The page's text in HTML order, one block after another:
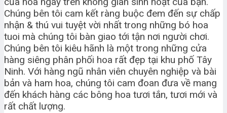
Chúng bên tôi cam kết ràng buộc đem đến sự chấp
nhận & thú vui tuyệt vời nhất trong những bó hoa
tuoi mà chúng tôi bàn giao tới tận nơi người chơi.
Chúng bên tôi kiêu hãnh là một trong những cửa
hàng siêng phân phối hoa rất đẹp tại khu phố Tây
Ninh. Với hàng ngũ nhân viên chuyên nghiệp và bài
bản và ham hoa, chúng tôi cam đoan đưa về mang
đến khách hàng các bông hoa tươi tắn, tươi mới và
rất chất lượng.